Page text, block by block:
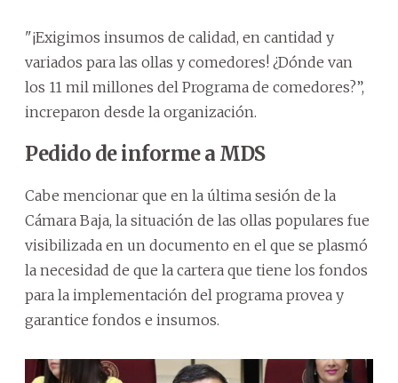
"¡Exigimos insumos de calidad, en cantidad y
variados para las ollas y comedores! ¿Dónde van
los 11 mil millones del Programa de comedores?”,
increparon desde la organización.
Pedido de informe a MDS
Cabe mencionar que en la última sesión de la
Cámara Baja, la situación de las ollas populares fue
visibilizada en un documento en el que se plasmó
la necesidad de que la cartera que tiene los fondos
para la implementación del programa provea y
garantice fondos e insumos.